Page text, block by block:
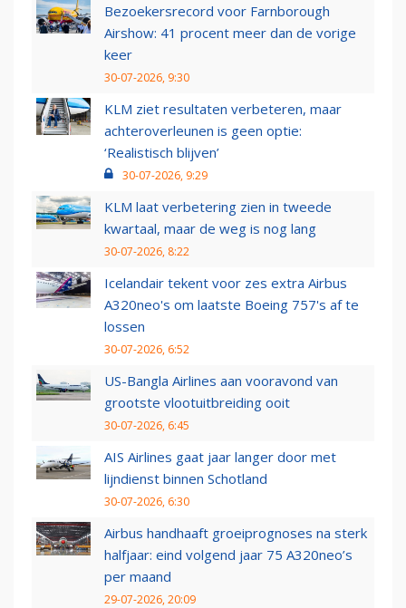
Bezoekersrecord voor Farnborough
Airshow: 41 procent meer dan de vorige
keer
30-07-2026, 9:30
KLM ziet resultaten verbeteren, maar
achteroverleunen is geen optie:
‘Realistisch blijven’
30-07-2026, 9:29
KLM laat verbetering zien in tweede
kwartaal, maar de weg is nog lang
30-07-2026, 8:22
Icelandair tekent voor zes extra Airbus
A320neo's om laatste Boeing 757's af te
lossen
30-07-2026, 6:52
US-Bangla Airlines aan vooravond van
grootste vlootuitbreiding ooit
30-07-2026, 6:45
AIS Airlines gaat jaar langer door met
lijndienst binnen Schotland
30-07-2026, 6:30
Airbus handhaaft groeiprognoses na sterk
halfjaar: eind volgend jaar 75 A320neo’s
per maand
29-07-2026, 20:09